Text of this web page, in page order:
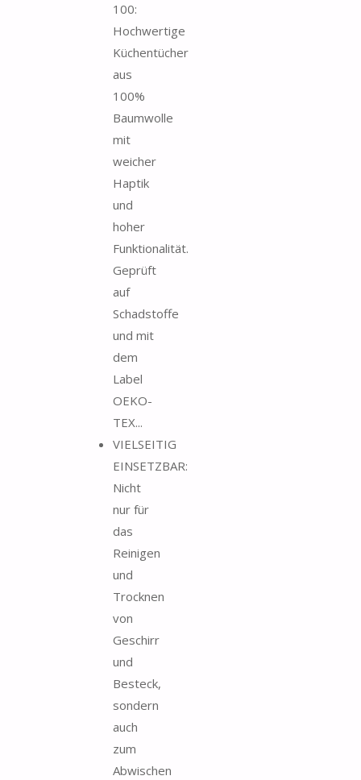
100:
Hochwertige
Küchentücher
aus
100%
Baumwolle
mit
weicher
Haptik
und
hoher
Funktionalität.
Geprüft
auf
Schadstoffe
und mit
dem
Label
OEKO-
TEX...
VIELSEITIG
EINSETZBAR:
Nicht
nur für
das
Reinigen
und
Trocknen
von
Geschirr
und
Besteck,
sondern
auch
zum
Abwischen